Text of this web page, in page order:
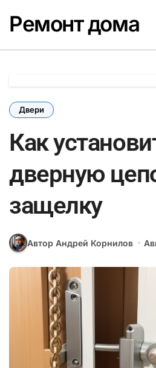
содержанию
Ремонт дома
Двери
Как
дверную
защелку
Автор Андрей Корнилов